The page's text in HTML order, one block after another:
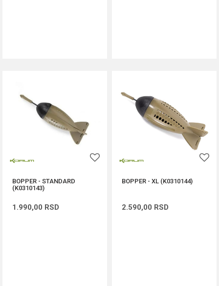
BOPPER - STANDARD
(K0310143)
1.990,00 RSD
BOPPER - XL (K0310144)
2.590,00 RSD